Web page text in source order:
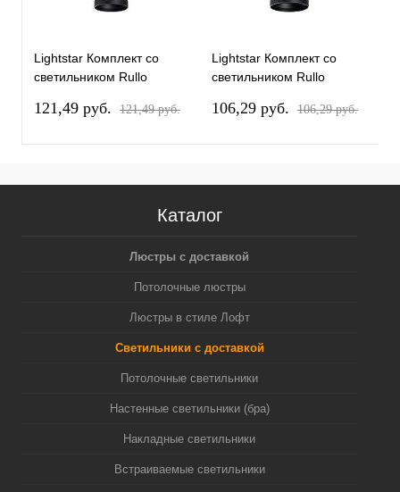
Lightstar Комплект со
светильником Rullo
121,49 pуб. 121,49 pуб.
Lightstar Комплект со
светильником Rullo
106,29 pуб. 106,29 pуб.
Каталог
Люстры с доставкой
Потолочные люстры
Люстры в стиле Лофт
Светильники с доставкой
Потолочные светильники
Настенные светильники (бра)
Накладные светильники
Встраиваемые светильники